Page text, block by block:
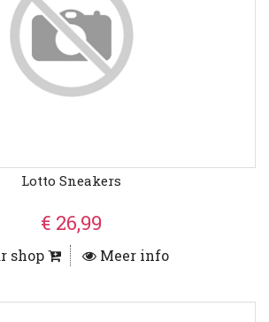
Lotto Sneakers
€ 26,99
shop Meer info